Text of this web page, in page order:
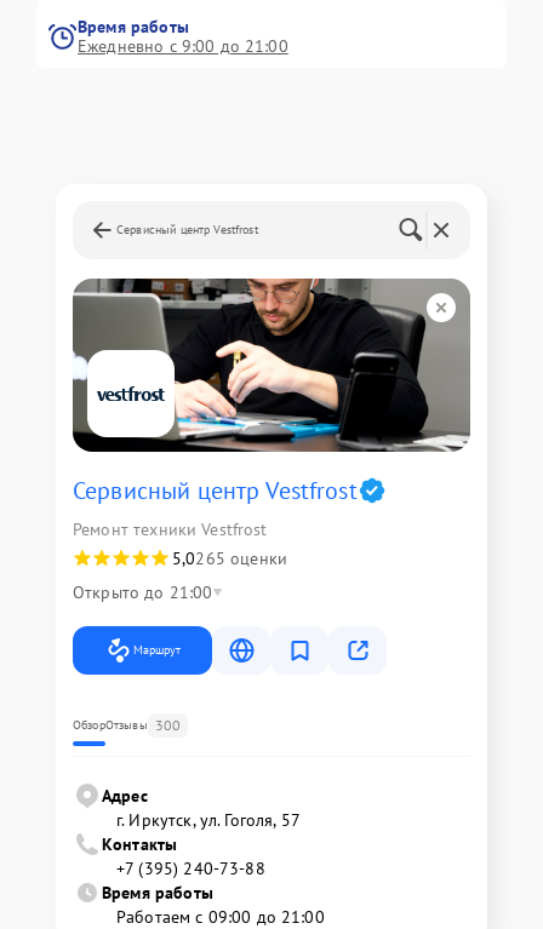
Время работы
Ежедневно с 9:00 до 21:00
Сервисный центр Vestfrost
Сервисный центр Vestfrost
Ремонт техники Vestfrost
5,0265 оценки
Открыто до 21:00
Маршрут
ОбзорОтзывы 300
Адрес
г. Иркутск, ул. ​Гоголя, 57
Контакты
+7 (395) 240-73-88
Время работы
Работаем с 09:00 до 21:00